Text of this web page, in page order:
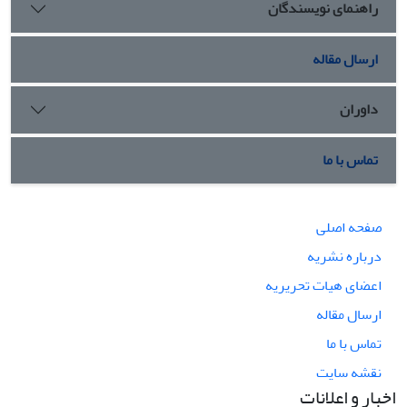
راهنمای نویسندگان
ارسال مقاله
داوران
تماس با ما
صفحه اصلی
درباره نشریه
اعضای هیات تحریریه
ارسال مقاله
تماس با ما
نقشه سایت
اخبار و اعلانات